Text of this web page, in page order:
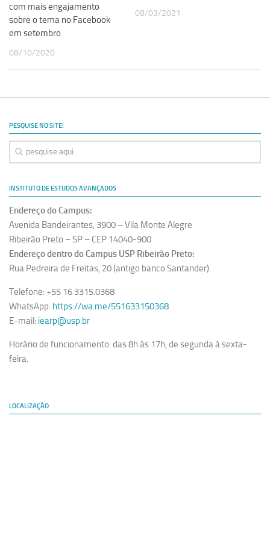
com mais engajamento
sobre o tema no Facebook
em setembro
08/10/2020
08/03/2021
PESQUISE NO SITE!
INSTITUTO DE ESTUDOS AVANÇADOS
Endereço do Campus:
Avenida Bandeirantes, 3900 – Vila Monte Alegre
Ribeirão Preto – SP – CEP 14040-900
Endereço dentro do Campus USP Ribeirão Preto:
Rua Pedreira de Freitas, 20 (antigo banco Santander).
Telefone: +55 16 3315.0368
WhatsApp: https://wa.me/551633150368
E-mail: iearp@usp.br
Horário de funcionamento: das 8h às 17h, de segunda à sexta-
feira.
LOCALIZAÇÃO